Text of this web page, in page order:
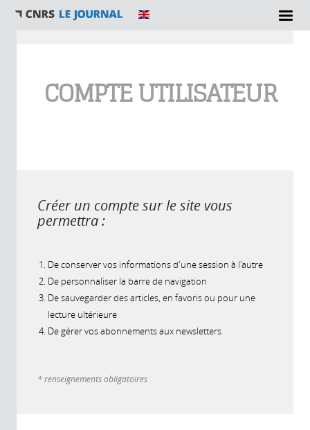
COMPTE UTILISATEUR
Créer un compte sur le site vous
permettra :
De conserver vos informations d'une session à l'autre
De personnaliser la barre de navigation
De sauvegarder des articles, en favoris ou pour une
lecture ultérieure
De gérer vos abonnements aux newsletters
* renseignements obligatoires